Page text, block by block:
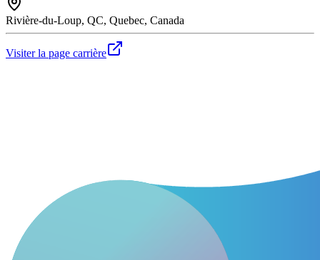
Rivière-du-Loup, QC, Quebec, Canada
Visiter la page carrière